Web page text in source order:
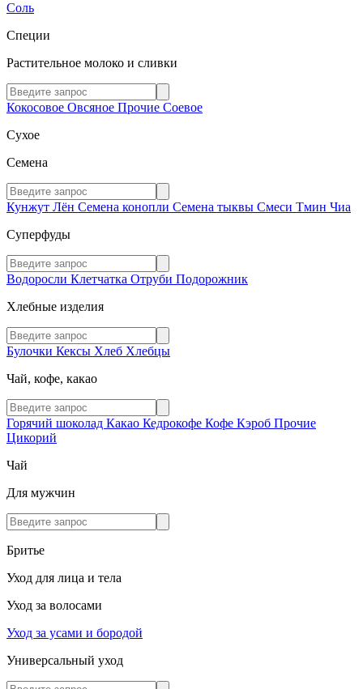
Соль
Специи
Растительное молоко и сливки
Кокосовое Овсяное Прочие Соевое
Сухое
Семена
Кунжут Лён Семена конопли Семена тыквы Смеси Тмин Чиа
Суперфуды
Водоросли Клетчатка Отруби Подорожник
Хлебные изделия
Булочки Кексы Хлеб Хлебцы
Чай, кофе, какао
Горячий шоколад Какао Кедрокофе Кофе Кэроб Прочие
Цикорий
Чай
Для мужчин
Бритье
Уход для лица и тела
Уход за волосами
Уход за усами и бородой
Универсальный уход